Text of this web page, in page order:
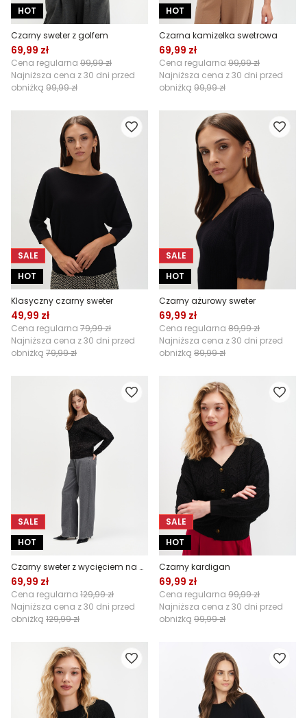
HOT
Czarny sweter z golfem
69,99 zł
Cena regularna 99,99 zł
Najniższa cena z 30 dni przed
obniżką 99,99 zł
HOT
Czarna kamizelka swetrowa
69,99 zł
Cena regularna 99,99 zł
Najniższa cena z 30 dni przed
obniżką 99,99 zł
SALE
HOT
Klasyczny czarny sweter
49,99 zł
Cena regularna 79,99 zł
Najniższa cena z 30 dni przed
obniżką 79,99 zł
SALE
HOT
Czarny ażurowy sweter
69,99 zł
Cena regularna 89,99 zł
Najniższa cena z 30 dni przed
obniżką 89,99 zł
SALE
HOT
Czarny sweter z wycięciem na plecach
69,99 zł
Cena regularna 129,99 zł
Najniższa cena z 30 dni przed
obniżką 129,99 zł
SALE
HOT
Czarny kardigan
69,99 zł
Cena regularna 99,99 zł
Najniższa cena z 30 dni przed
obniżką 99,99 zł